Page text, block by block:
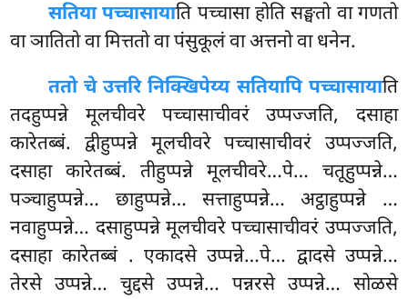
सतिया पच्चासायाति पच्चासा होति सङ्घतो वा गणतो
वा ञातितो वा मित्ततो वा पंसुकूलं वा अत्तनो वा धनेन.
ततो चे उत्तरि निक्खिपेय्य सतियापि पच्चासायाति
तदहुप्पन्ने मूलचीवरे पच्चासाचीवरं उप्पज्जति, दसाहा
कारेतब्बं. द्वीहुप्पन्ने मूलचीवरे पच्चासाचीवरं उप्पज्जति,
दसाहा कारेतब्बं. तीहुप्पन्ने मूलचीवरे…पे… चतूहुप्पन्ने…
पञ्चाहुप्पन्ने… छाहुप्पन्ने… सत्ताहुप्पन्ने… अट्ठाहुप्पन्ने …
नवाहुप्पन्ने… दसाहुप्पन्ने मूलचीवरे पच्चासाचीवरं उप्पज्जति,
दसाहा कारेतब्बं . एकादसे उप्पन्ने…पे… द्वादसे उप्पन्ने…
तेरसे उप्पन्ने… चुद्दसे उप्पन्ने… पन्नरसे उप्पन्ने… सोळसे